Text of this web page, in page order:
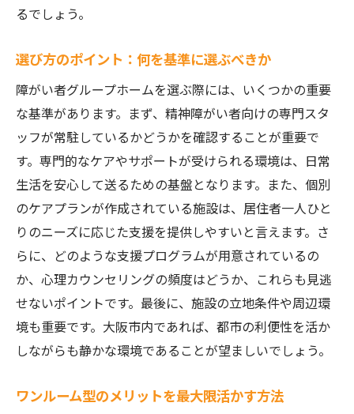
るでしょう。
選び方のポイント：何を基準に選ぶべきか
障がい者グループホームを選ぶ際には、いくつかの重要
な基準があります。まず、精神障がい者向けの専門スタ
ッフが常駐しているかどうかを確認することが重要で
す。専門的なケアやサポートが受けられる環境は、日常
生活を安心して送るための基盤となります。また、個別
のケアプランが作成されている施設は、居住者一人ひと
りのニーズに応じた支援を提供しやすいと言えます。さ
らに、どのような支援プログラムが用意されているの
か、心理カウンセリングの頻度はどうか、これらも見逃
せないポイントです。最後に、施設の立地条件や周辺環
境も重要です。大阪市内であれば、都市の利便性を活か
しながらも静かな環境であることが望ましいでしょう。
ワンルーム型のメリットを最大限活かす方法